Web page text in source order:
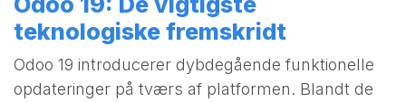
teknologiske fremskridt
Odoo 19 introducerer dybdegående funktionelle
opdateringer på tværs af platformen. Blandt de